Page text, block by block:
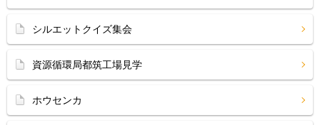
シルエットクイズ集会
資源循環局都筑工場見学
ホウセンカ